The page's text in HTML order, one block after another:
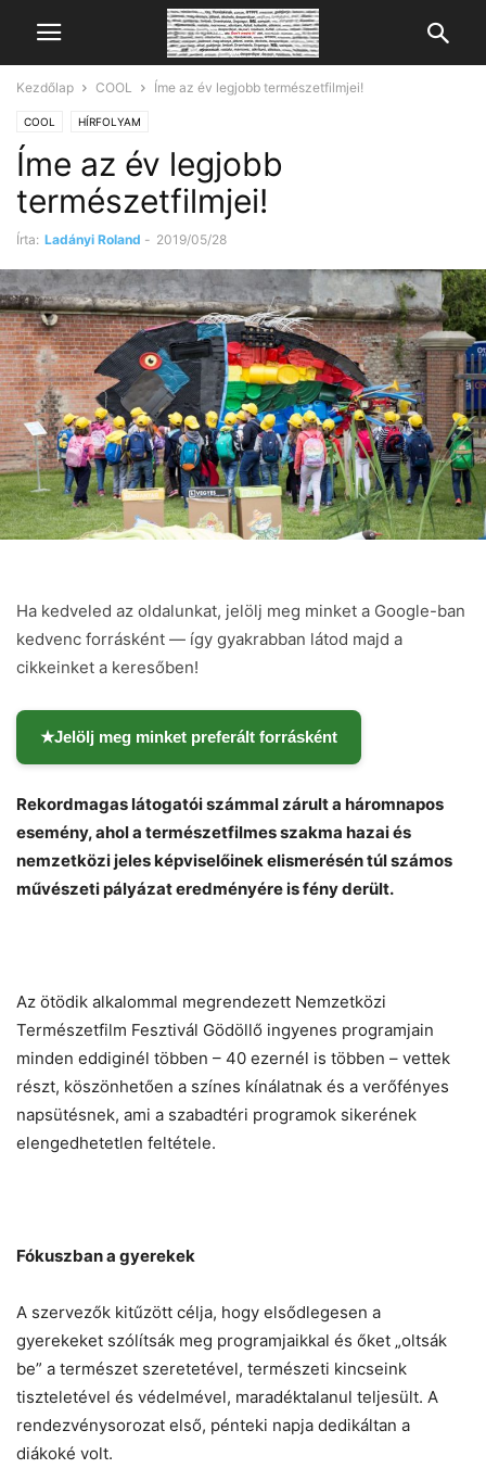
Kezdőlap COOL Íme az év legjobb természetfilmjei!
COOL HÍRFOLYAM
Íme az év legjobb
természetfilmjei!
Írta: Ladányi Roland - 2019/05/28
Ha kedveled az oldalunkat, jelölj meg minket a Google-ban
kedvenc forrásként — így gyakrabban látod majd a
cikkeinket a keresőben!
★Jelölj meg minket preferált forrásként
Rekordmagas látogatói számmal zárult a háromnapos
esemény, ahol a természetfilmes szakma hazai és
nemzetközi jeles képviselőinek elismerésén túl számos
művészeti pályázat eredményére is fény derült.
Az ötödik alkalommal megrendezett Nemzetközi
Természetfilm Fesztivál Gödöllő ingyenes programjain
minden eddiginél többen – 40 ezernél is többen – vettek
részt, köszönhetően a színes kínálatnak és a verőfényes
napsütésnek, ami a szabadtéri programok sikerének
elengedhetetlen feltétele.
Fókuszban a gyerekek
A szervezők kitűzött célja, hogy elsődlegesen a
gyerekeket szólítsák meg programjaikkal és őket „oltsák
be” a természet szeretetével, természeti kincseink
tiszteletével és védelmével, maradéktalanul teljesült. A
rendezvénysorozat első, pénteki napja dedikáltan a
diákoké volt.